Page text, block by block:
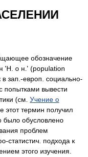
обозначение
'Н. о н.' (population
зап.-европ. социально-
попытками вывести
(см. Учение о
этот термин получил
было обусловлено
проблем
статистич. подхода к
этого изучения.